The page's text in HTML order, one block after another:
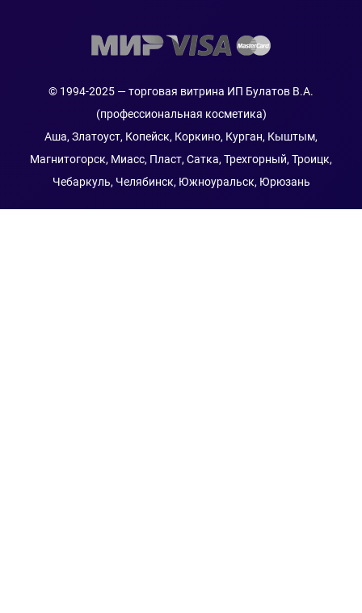
© 1994-2025 — торговая витрина ИП Булатов В.А.
(профессиональная косметика)
Аша, Златоуст, Копейск, Коркино, Курган, Кыштым,
Магнитогорск, Миасс, Пласт, Сатка, Трехгорный, Троицк,
Чебаркуль, Челябинск, Южноуральск, Юрюзань